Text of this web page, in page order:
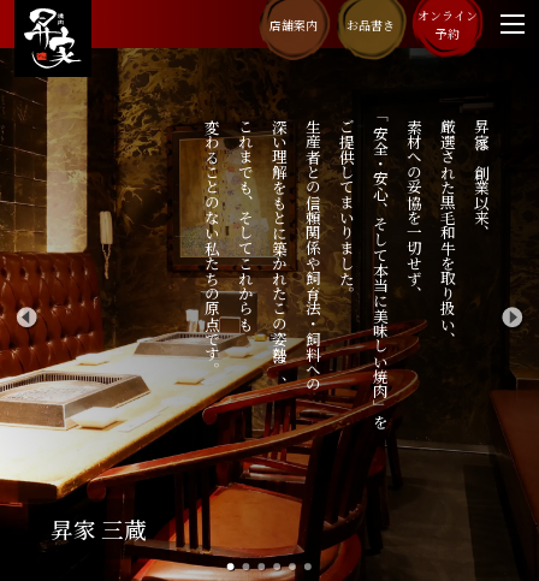
店舗案内 お品書き
オンライン
予約
プリ
昇家は創業以来、
厳選された黒毛和牛を取り扱い、
素材への妥協を一切せず、
「安全・安心、そして本当に美味しい焼肉」を
ご提供してまいりました。
生産者との信頼関係や飼育法・飼料への
深い理解をもとに築かれたこの姿勢は、
これまでも、そしてこれからも
変わることのない私たちの原点です。
昇家 三蔵